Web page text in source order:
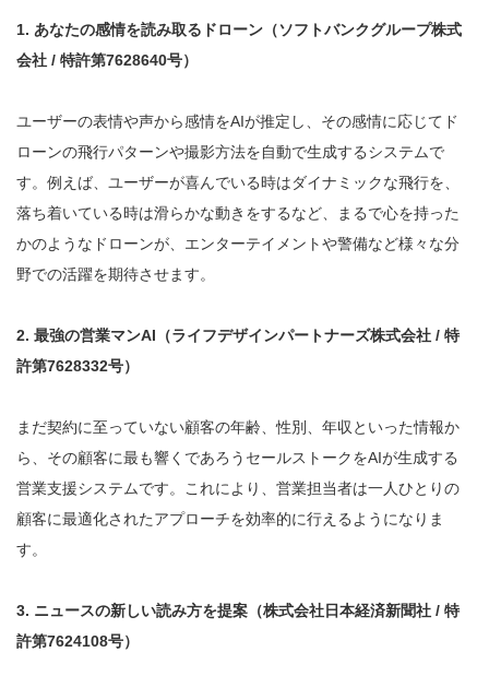
1. あなたの感情を読み取るドローン（ソフトバンクグループ株式
会社 / 特許第7628640号）
ユーザーの表情や声から感情をAIが推定し、その感情に応じてド
ローンの飛行パターンや撮影方法を自動で生成するシステムで
す。例えば、ユーザーが喜んでいる時はダイナミックな飛行を、
落ち着いている時は滑らかな動きをするなど、まるで心を持った
かのようなドローンが、エンターテイメントや警備など様々な分
野での活躍を期待させます。
2. 最強の営業マンAI（ライフデザインパートナーズ株式会社 / 特
許第7628332号）
まだ契約に至っていない顧客の年齢、性別、年収といった情報か
ら、その顧客に最も響くであろうセールストークをAIが生成する
営業支援システムです。これにより、営業担当者は一人ひとりの
顧客に最適化されたアプローチを効率的に行えるようになりま
す。
3. ニュースの新しい読み方を提案（株式会社日本経済新聞社 / 特
許第7624108号）